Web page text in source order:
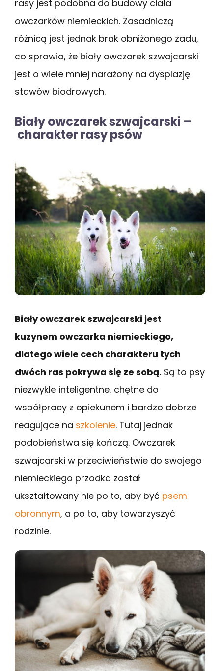
rasy jest podobna do budowy ciała
owczarków niemieckich. Zasadniczą
różnicą jest jednak brak obniżonego zadu,
co sprawia, że biały owczarek szwajcarski
jest o wiele mniej narażony na dysplazję
stawów biodrowych.
Biały owczarek szwajcarski –
charakter rasy psów
Biały owczarek szwajcarski jest
kuzynem owczarka niemieckiego,
dlatego wiele cech charakteru tych
dwóch ras pokrywa się ze sobą. Są to psy
niezwykle inteligentne, chętne do
współpracy z opiekunem i bardzo dobrze
reagujące na szkolenie. Tutaj jednak
podobieństwa się kończą. Owczarek
szwajcarski w przeciwieństwie do swojego
niemieckiego przodka został
ukształtowany nie po to, aby być psem
obronnym, a po to, aby towarzyszyć
rodzinie.